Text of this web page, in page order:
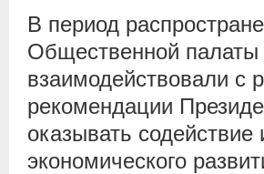
В период
Общественной палаты
взаимодействовали с
рекомендации
оказывать
экономического